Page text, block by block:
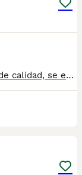
685 679232 Preciosa camada de caniche de calidad, se entregan con minimo de dos meses y medio de edad y sus vacunas correspondientes, desparasitados interna y externamente, pasaporte y microchip, contrato de garantia de salud. preferiblemente recogida en mano pero también podemos entregar en toda España mediante transporte de alta calidad preparado para animales y con chofer particular con posibilidad de pago contra reembolso Llámanos o háblanos por whats app, Teléfono 685 679 232